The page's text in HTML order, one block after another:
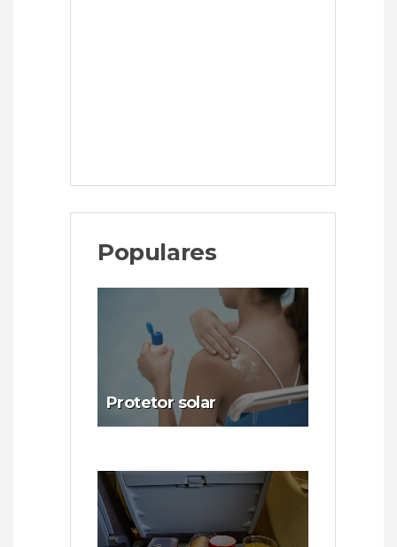
Populares
Protetor solar